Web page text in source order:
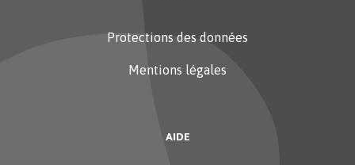
Protections des données
Mentions légales
AIDE